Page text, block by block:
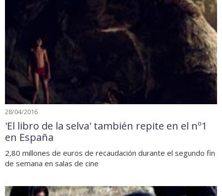
28/04/2016
'El libro de la selva' también repite en el nº1
en España
2,80 millones de euros de recaudación durante el segundo fin
de semana en salas de cine